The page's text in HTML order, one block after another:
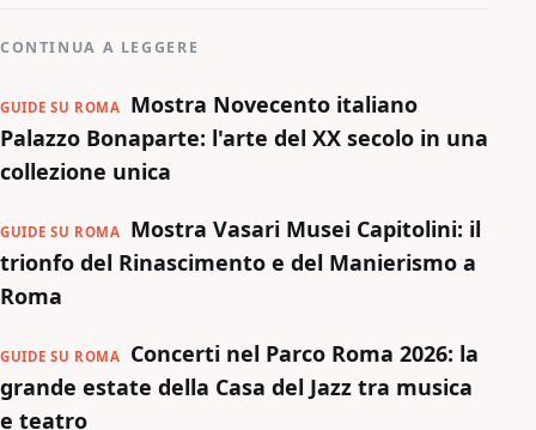
CONTINUA A LEGGERE
GUIDE SU ROMA
Mostra Novecento italiano
Palazzo Bonaparte: l'arte del XX secolo in una
collezione unica
GUIDE SU ROMA
Mostra Vasari Musei Capitolini: il
trionfo del Rinascimento e del Manierismo a
Roma
GUIDE SU ROMA
Concerti nel Parco Roma 2026: la
grande estate della Casa del Jazz tra musica
e teatro